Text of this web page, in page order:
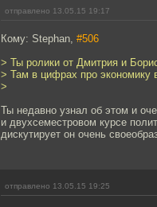
отправлено 13.05.15 19:17
Кому: Stephan, #506
> Ты ролики от Дмитрия и
> Там в цифрах про экономику
>
Ты недавно узнал об этом и
и двухсеместровом курсе
дискутирует он очень
отправлено 13.05.15 19:25